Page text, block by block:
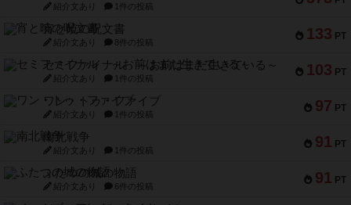
紹介文あり 1件の投稿
133 PT
宵と暁の呪文書
紹介文あり 8件の投稿
103 PT
セミファイナル ～お前はまだ生きている～
紹介文あり 1件の投稿
97 PT
ワン・トゥ・ファイブ
紹介文あり 1件の投稿
91 PT
南北戦争
紹介文あり 1件の投稿
91 PT
ふたつの城の物語
紹介文あり 6件の投稿